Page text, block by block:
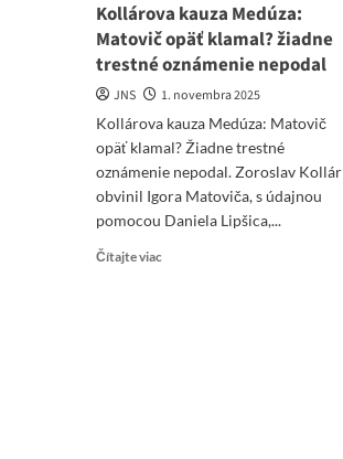
Kollárova kauza Medúza:
Matovič opäť klamal? žiadne
trestné oznámenie nepodal
JNS
1. novembra 2025
Kollárova kauza Medúza: Matovič
opäť klamal? Žiadne trestné
oznámenie nepodal. Zoroslav Kollár
obvinil Igora Matoviča, s údajnou
pomocou Daniela Lipšica,...
Čítajte viac